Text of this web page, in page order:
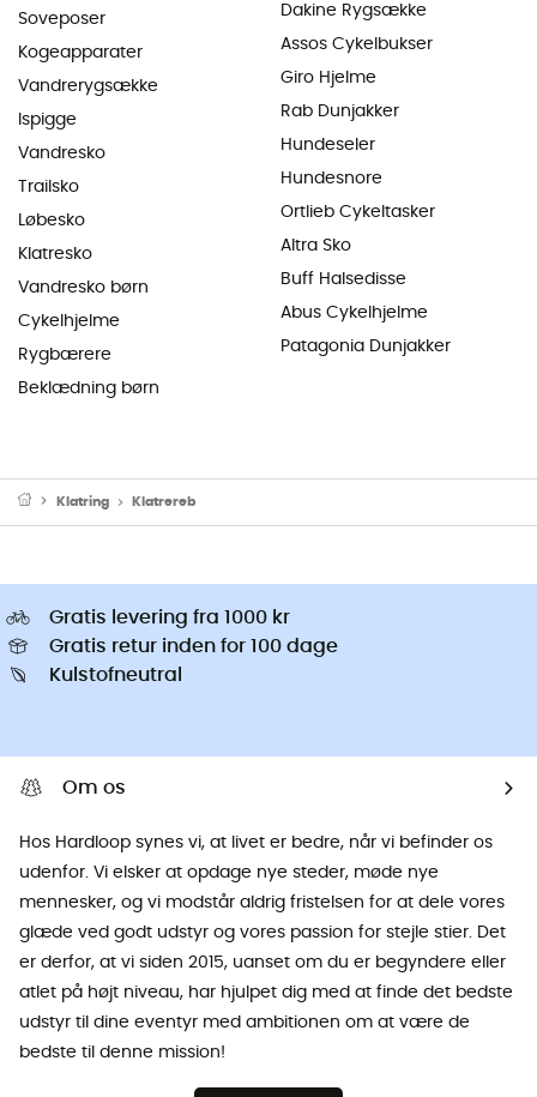
Soveposer
Kogeapparater
Vandrerygsække
Ispigge
Vandresko
Trailsko
Løbesko
Klatresko
Vandresko børn
Cykelhjelme
Rygbærere
Beklædning børn
Dakine Rygsække
Assos Cykelbukser
Giro Hjelme
Rab Dunjakker
Hundeseler
Hundesnore
Ortlieb Cykeltasker
Altra Sko
Buff Halsedisse
Abus Cykelhjelme
Patagonia Dunjakker
Klatring Klatrereb
Gratis levering fra 1000 kr
Gratis retur inden for 100 dage
Kulstofneutral
Om os
Hos Hardloop synes vi, at livet er bedre, når vi befinder os
udenfor. Vi elsker at opdage nye steder, møde nye
mennesker, og vi modstår aldrig fristelsen for at dele vores
glæde ved godt udstyr og vores passion for stejle stier. Det
er derfor, at vi siden 2015, uanset om du er begyndere eller
atlet på højt niveau, har hjulpet dig med at finde det bedste
udstyr til dine eventyr med ambitionen om at være de
bedste til denne mission!